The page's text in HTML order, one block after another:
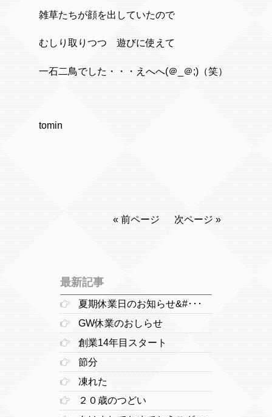
雑草たちが顔を出していたので
むしり取りつつ 遊びに使えて
一石二鳥でした・・・えへへ(＠_＠;)（笑）
tomin
« 前ページ 次ページ »
最新記事
夏期休業日のお知らせ&#･･･
GW休業のおしらせ
創業14年目スタート
節分
凍れた
２０歳のつどい